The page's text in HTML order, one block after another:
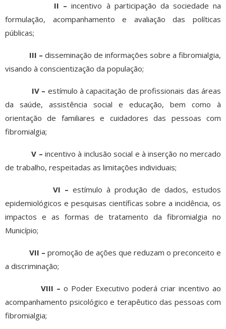
II – incentivo à participação da sociedade na
formulação, acompanhamento e avaliação das políticas
públicas;
III – disseminação de informações sobre a fibromialgia,
visando à conscientização da população;
IV – estímulo à capacitação de profissionais das áreas
da saúde, assistência social e educação, bem como à
orientação de familiares e cuidadores das pessoas com
fibromialgia;
V – incentivo à inclusão social e à inserção no mercado
de trabalho, respeitadas as limitações individuais;
VI – estímulo à produção de dados, estudos
epidemiológicos e pesquisas científicas sobre a incidência, os
impactos e as formas de tratamento da fibromialgia no
Município;
VII – promoção de ações que reduzam o preconceito e
a discriminação;
VIII – o Poder Executivo poderá criar incentivo ao
acompanhamento psicológico e terapêutico das pessoas com
fibromialgia;